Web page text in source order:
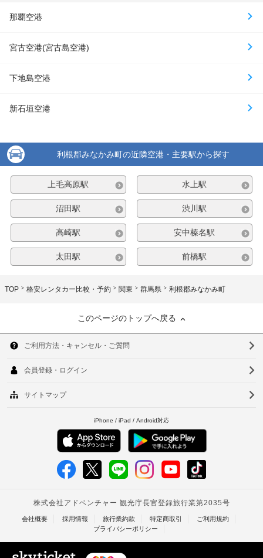
那覇空港
宮古空港(宮古島空港)
下地島空港
新石垣空港
利根郡みなかみ町の近隣空港・主要駅から探す
上毛高原駅 水上駅
沼田駅 渋川駅
高崎駅 安中榛名駅
太田駅 前橋駅
TOP 格安レンタカー比較・予約 関東 群馬県 利根郡みなかみ町
このページのトップへ戻る